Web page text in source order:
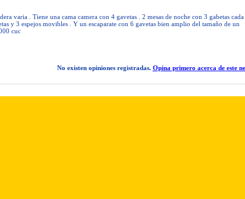
varia . Tiene una cama camera con 4 gavetas . 2 mesas de noche con 3 gabetas cada
y 3 espejos movibles . Y un escaparate con 6 gavetas bien amplio del tamaño de un
cuc
No existen opiniones registradas. Opina primero acerca de este